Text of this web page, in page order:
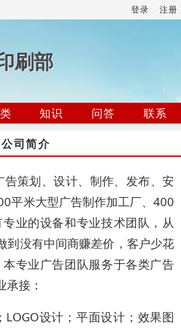
登录 注册
刷部
知识 问答
联系
公司简介
策划、设计、制作、发布、安
平米大型广告制作加工厂、400
业的设备和专业技术团队，从
到没有中间商赚差价，客户少花
专业广告团队服务于各类广告
接：
设计；平面设计；效果图